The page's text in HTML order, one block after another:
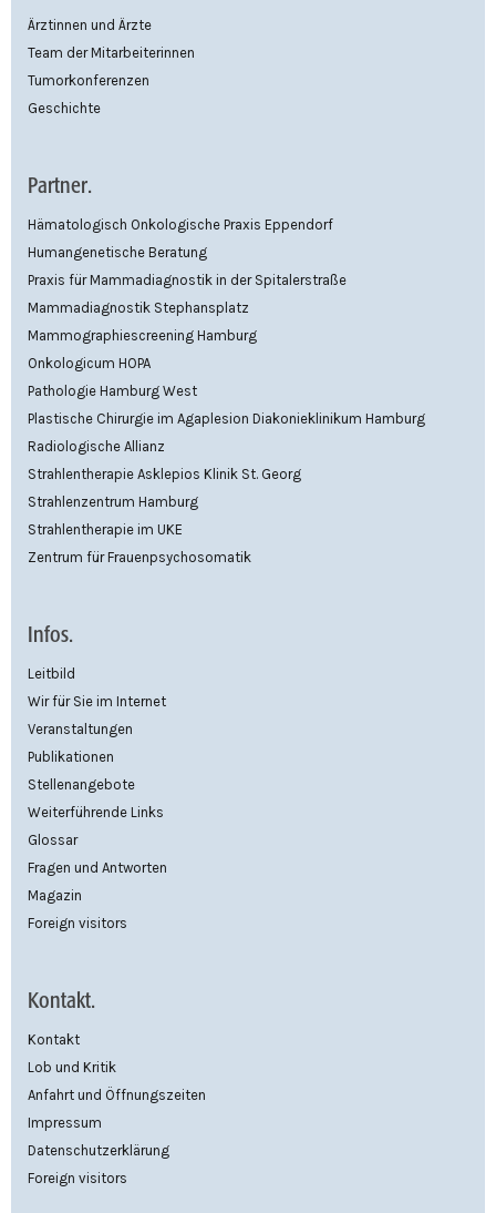
Ärztinnen und Ärzte
Team der Mitarbeiterinnen
Tumorkonferenzen
Geschichte
Partner.
Hämatologisch Onkologische Praxis Eppendorf
Humangenetische Beratung
Praxis für Mammadiagnostik in der Spitalerstraße
Mammadiagnostik Stephansplatz
Mammographiescreening Hamburg
Onkologicum HOPA
Pathologie Hamburg West
Plastische Chirurgie im Agaplesion Diakonieklinikum Hamburg
Radiologische Allianz
Strahlentherapie Asklepios Klinik St. Georg
Strahlenzentrum Hamburg
Strahlentherapie im UKE
Zentrum für Frauenpsychosomatik
Infos.
Leitbild
Wir für Sie im Internet
Veranstaltungen
Publikationen
Stellenangebote
Weiterführende Links
Glossar
Fragen und Antworten
Magazin
Foreign visitors
Kontakt.
Kontakt
Lob und Kritik
Anfahrt und Öffnungszeiten
Impressum
Datenschutzerklärung
Foreign visitors